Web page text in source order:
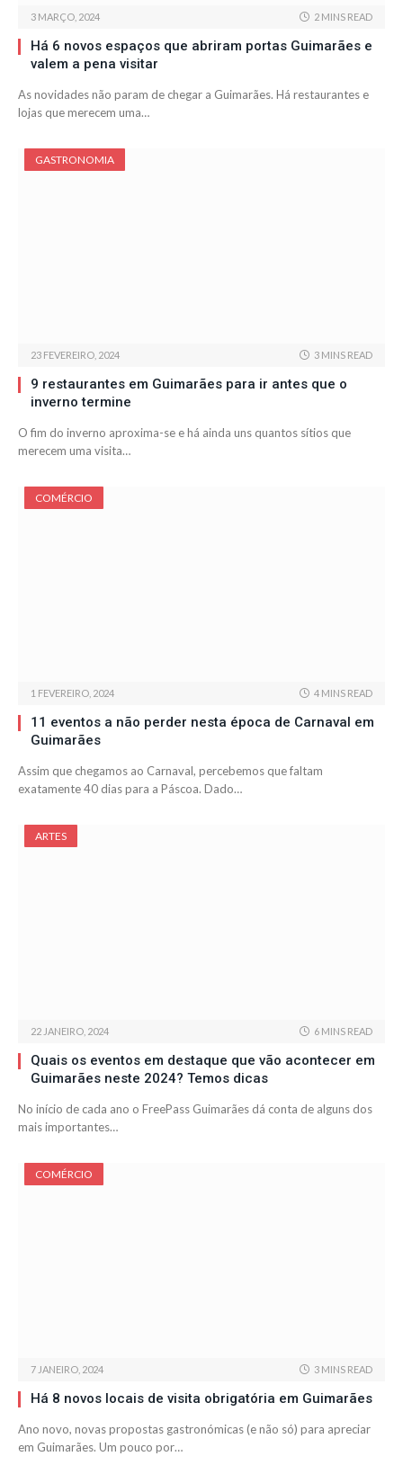
3 MARÇO, 2024 2 MINS READ
Há 6 novos espaços que abriram portas Guimarães e
valem a pena visitar
As novidades não param de chegar a Guimarães. Há restaurantes e
lojas que merecem uma…
GASTRONOMIA
23 FEVEREIRO, 2024 3 MINS READ
9 restaurantes em Guimarães para ir antes que o
inverno termine
O fim do inverno aproxima-se e há ainda uns quantos sítios que
merecem uma visita…
COMÉRCIO
1 FEVEREIRO, 2024 4 MINS READ
11 eventos a não perder nesta época de Carnaval em
Guimarães
Assim que chegamos ao Carnaval, percebemos que faltam
exatamente 40 dias para a Páscoa. Dado…
ARTES
22 JANEIRO, 2024 6 MINS READ
Quais os eventos em destaque que vão acontecer em
Guimarães neste 2024? Temos dicas
No início de cada ano o FreePass Guimarães dá conta de alguns dos
mais importantes…
COMÉRCIO
7 JANEIRO, 2024 3 MINS READ
Há 8 novos locais de visita obrigatória em Guimarães
Ano novo, novas propostas gastronómicas (e não só) para apreciar
em Guimarães. Um pouco por…